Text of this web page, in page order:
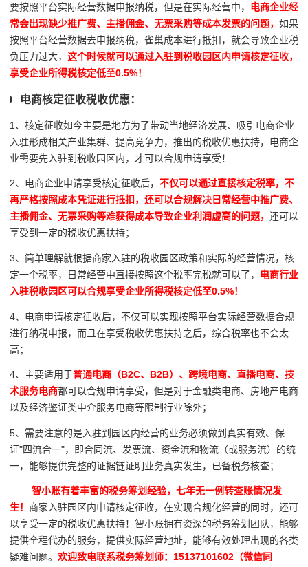
要按照平台实际经营数据申报纳税，但是在实际经营中， 电商企业经
常会出现缺少推广费、主播佣金、无票采购等成本发票的问题， 如果
按照平台经营数据去申报纳税，雀巢成本进行抵扣，就会导致企业税
负压力过大， 这个时候就可以通过入驻到税收园区内申请核定征收，
享受企业所得税核定低至0.5%！
电商核定征收税收优惠：
1、核定征收如今主要是地方为了带动当地经济发展、吸引电商企业
入驻形成相关产业集群、提高竞争力，推出的税收优惠扶持， 电商企
业需要先入驻到税收园区内，才可以合规申请享受！
2、电商企业申请享受核定征收后， 不仅可以通过直接核定税率，不
再严格按照成本凭证进行抵扣，还可以合规解决日常经营中推广费、
主播佣金、无票采购等难获得成本导致企业利润虚高的问题， 还可以
享受到一定的税收优惠扶持；
3、 简单理解就根据商家入驻的税收园区政策和实际的经营情况，核
定一个税率，日常经营中直接按照这个税率完税就可以了， 电商行业
入驻税收园区可以合规享受企业所得税核定低至0.5%！
4、电商申请核定征收后，不仅可以实现按照平台实际经营数据合规
进行纳税申报，而且在享受税收优惠扶持之后，综合税率也不会太
高；
4、 主要适用于普通电商（B2C、B2B）、跨境电商、直播电商、技
术服务电商都可以合规申请享受，但是对于金融类电商、房地产电商
以及经济鉴证类中介服务电商等限制行业除外；
5、需要注意的是入驻到园区内经营的业务必须做到真实有效、保
证"四流合一"，即合同流、发票流、资金流和物流（或服务流）的统
一，能够提供完整的证据链证明业务真实发生，已备税务核查；
智小账有着丰富的税务筹划经验，七年无一例转查账情况发
生！ 商家入驻园区内申请核定征收，在实现合规化经营的同时，还可
以享受一定的税收优惠扶持！智小账拥有资深的税务筹划团队，能够
提供全程代办的服务，提供实际经营地址，能够有效处理出现的各类
疑难问题。 欢迎致电联系税务筹划师：15137101602（微信同